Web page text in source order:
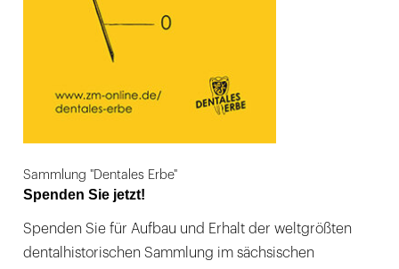
Sammlung "Dentales Erbe"
Spenden Sie jetzt!
Spenden Sie für Aufbau und Erhalt der weltgrößten
dentalhistorischen Sammlung im sächsischen